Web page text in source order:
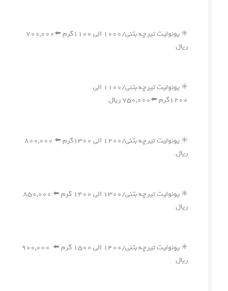
✳️ یونولیت تیرچه بتنی/۱۰۰۰ الی ۱۱۰۰گرم ⬅️۷۰۰,۰۰۰
ریال
✳️ یونولیت تیرچه بتنی/۱۱۰۰ الی
۱۲۰۰گرم ⬅️۷۵۰,۰۰۰ ریال
✳️ یونولیت تیرچه بتنی/۱۲۰۰ الی ۱۳۰۰گرم ⬅️ ۸۰۰,۰۰۰
ریال
✳️ یونولیت تیرچه بتنی/۱۳۰۰ الی ۱۴۰۰ گرم ⬅️ ۸۵۰,۰۰۰
ریال
✳️ یونولیت تیرچه بتنی/۱۴۰۰ الی ۱۵۰۰ گرم ⬅️ ۹۰۰,۰۰۰
ریال